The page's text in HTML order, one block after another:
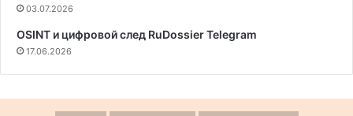
03.07.2026
OSINT и цифровой след RuDossier Telegram
17.06.2026